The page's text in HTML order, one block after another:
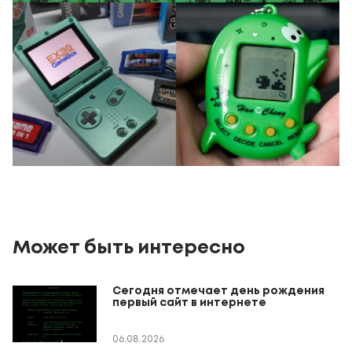
Может быть интересно
Сегодня отмечает день рождения
первый сайт в интернете
06.08.2026